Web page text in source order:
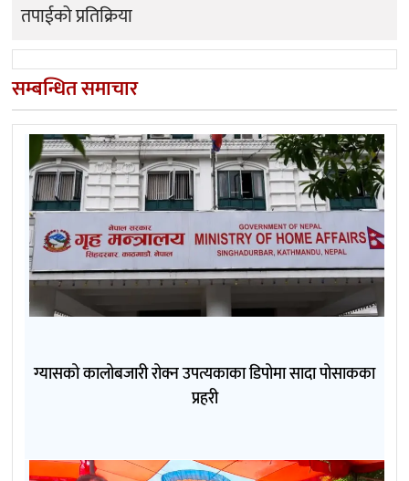
तपाईको प्रतिक्रिया
सम्बन्धित समाचार
ग्यासको कालोबजारी रोक्न उपत्यकाका डिपोमा सादा पोसाकका
प्रहरी